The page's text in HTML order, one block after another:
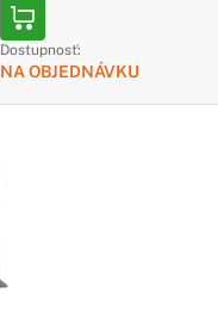
Dostupnosť:
NA OBJEDNÁVKU